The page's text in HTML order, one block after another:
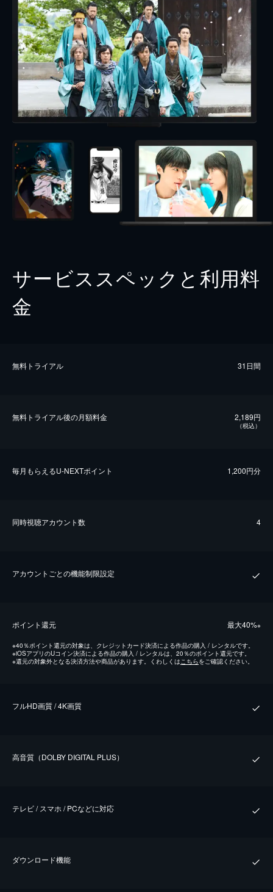
サービススペックと利用料
金
無料トライアル 31日間
無料トライアル後の⽉額料金 2,189円
（税込）
毎⽉もらえるU-NEXTポイント 1,200円分
同時視聴アカウント数 4
アカウントごとの機能制限設定
ポイント還元 最⼤40%※
※40％ポイント還元の対象は、クレジットカード決済による作品の購入 / レンタルです。
※iOSアプリのUコイン決済による作品の購入 / レンタルは、20％のポイント還元です。
※還元の対象外となる決済方法や商品があります。くわしくはこちらをご確認ください。
フルHD画質 / 4K画質
⾼⾳質（DOLBY DIGITAL PLUS）
テレビ / スマホ / PCなどに対応
ダウンロード機能